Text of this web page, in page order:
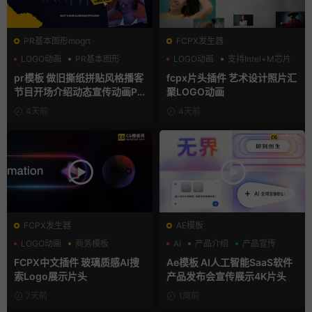
PR基本图形mogrt
LOGO动画
PR基本图形
复古风
pr模板 做旧撕纸拼贴风格播客
节目开场介绍动态宣传动画PR
模版4天前
FCPX发生器
LOGO动画
支持Intel+M芯片
汇聚
fcpx片头插件 艺术设计照片汇
聚LOGO动画
4天前
FCPX发生器
LOGO动画
商务模板
支持Intel+M芯片
FCPX中文插件 玻璃质感AI搜
索Logo展示片头
7天前
AE模板
AI
产品介绍 产品宣传
Ae模板 AI人工智能SaaS软件
产品发布会宣传展示4K片头
1周前